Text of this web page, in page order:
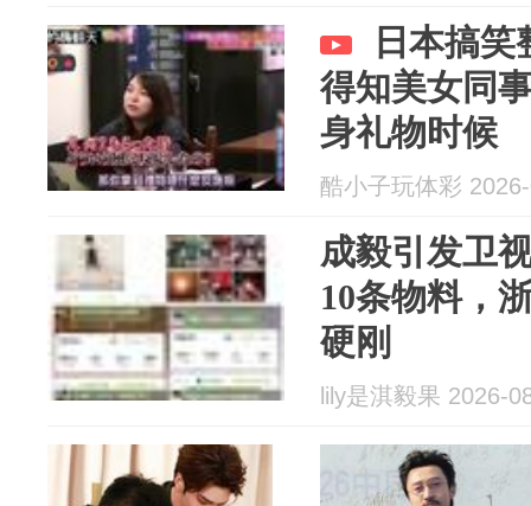
日本搞
得知美女同
身礼物时候
酷小子玩体彩
成毅引发卫
10条物料，
硬刚
lily是淇毅果 2026-